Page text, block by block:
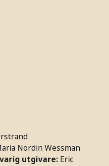
Nordin Wessman
utgivare: Eric